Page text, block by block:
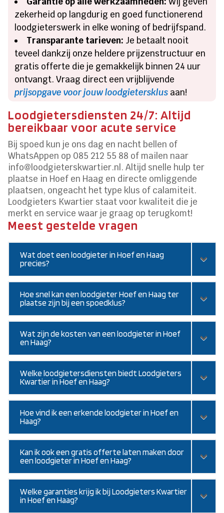
zekerheid op langdurig en goed functionerend
loodgieterswerk in elke woning of bedrijfspand.
Transparante tarieven: Je betaalt nooit
teveel dankzij onze heldere prijzenstructuur en
gratis offerte die je gemakkelijk binnen 24 uur
ontvangt. Vraag direct een vrijblijvende
prijsopgave voor jouw loodgietersklus aan!
Loodgietersdiensten 24/7: Altijd
bereikbaar voor acute service
Bij spoed kun je ons dag en nacht bellen of
WhatsAppen op 085 212 55 88 of mailen naar
info@loodgieterskwartier.nl. Altijd snelle hulp ter
plaatse in Hoef en Haag en directe omliggende
plaatsen, ongeacht het type klus of calamiteit.
Loodgieters Kwartier staat voor kwaliteit die je
merkt en service waar je graag op terugkomt!
Meest gestelde vragen
Wat doet een loodgieter in Hoef en Haag
precies?
Hoe snel kan een loodgieter Hoef en Haag ter
plaatse zijn bij een spoedklus?
Wat zijn de kosten van een loodgieter in Hoef
en Haag?
Welke loodgietersdiensten biedt Loodgieters
Kwartier in Hoef en Haag?
Hoe vind ik een erkende loodgieter in Hoef en
Haag?
Kan ik ook een gratis offerte laten maken door
een loodgieter in Hoef en Haag?
Welke garanties krijg ik bij Loodgieters Kwartier
in Hoef en Haag?